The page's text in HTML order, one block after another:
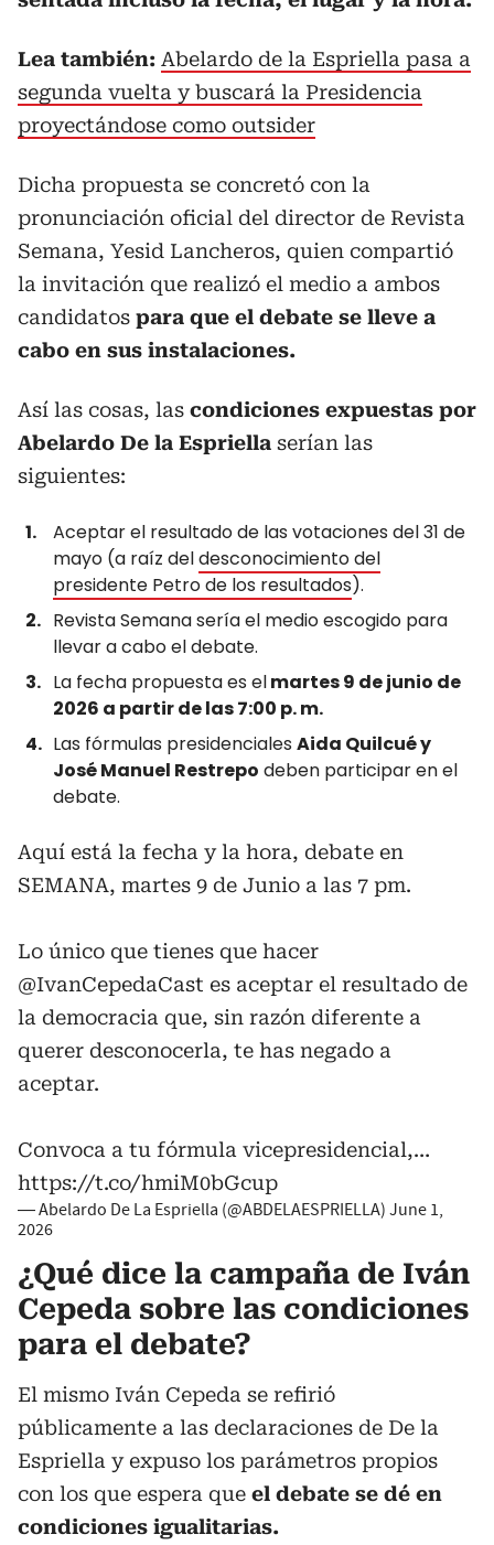
Lea también: Abelardo de la Espriella pasa a
segunda vuelta y buscará la Presidencia
proyectándose como outsider
Dicha propuesta se concretó con la
pronunciación oficial del director de Revista
Semana, Yesid Lancheros, quien compartió
la invitación que realizó el medio a ambos
candidatos para que el debate se lleve a
cabo en sus instalaciones.
Así las cosas, las condiciones expuestas por
Abelardo De la Espriella serían las
siguientes:
Aceptar el resultado de las votaciones del 31 de
mayo (a raíz deldesconocimiento del
presidente Petro de los resultados).
Revista Semana sería el medio escogido para
llevar a cabo el debate.
La fecha propuesta es elmartes 9 de junio de
2026 a partir de las 7:00 p. m.
Las fórmulas presidenciales Aida Quilcué y
José Manuel Restrepo deben participar en el
debate.
Aquí está la fecha y la hora, debate en
SEMANA, martes 9 de Junio a las 7 pm.
Lo único que tienes que hacer
@IvanCepedaCast es aceptar el resultado de
la democracia que, sin razón diferente a
querer desconocerla, te has negado a
aceptar.
Convoca a tu fórmula vicepresidencial,…
https://t.co/hmiM0bGcup
— Abelardo De La Espriella (@ABDELAESPRIELLA) June 1,
2026
¿Qué dice la campaña de Iván
Cepeda sobre las condiciones
para el debate?
El mismo Iván Cepeda se refirió
públicamente a las declaraciones de De la
Espriella y expuso los parámetros propios
con los que espera que el debate se dé en
condiciones igualitarias.